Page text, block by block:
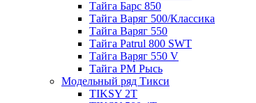
Тайга Барс 850
Тайга Варяг 500/Классика
Тайга Варяг 550
Тайга Patrul 800 SWT
Тайга Варяг 550 V
Тайга РМ Рысь
Модельный ряд Тикси
TIKSY 2T